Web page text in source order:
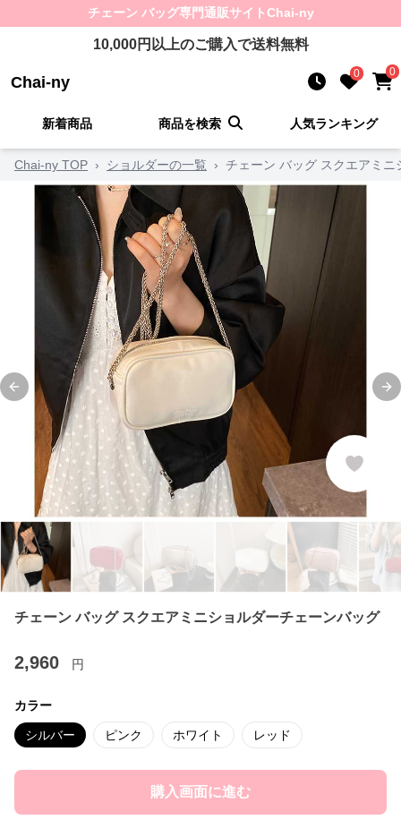
チェーン バッグ専門通販サイトChai-ny
10,000円以上のご購入で送料無料
Chai-ny 0 0
新着商品 商品を検索 人気ランキング
Chai-ny TOP › ショルダーの一覧 › チェーン バッグ スクエアミ
Previous slide
チェーン バッグ スクエアミニショルダーチェーンバッグ
2,960 円
カラー
シルバー ピンク ホワイト レッド
購入画面に進む